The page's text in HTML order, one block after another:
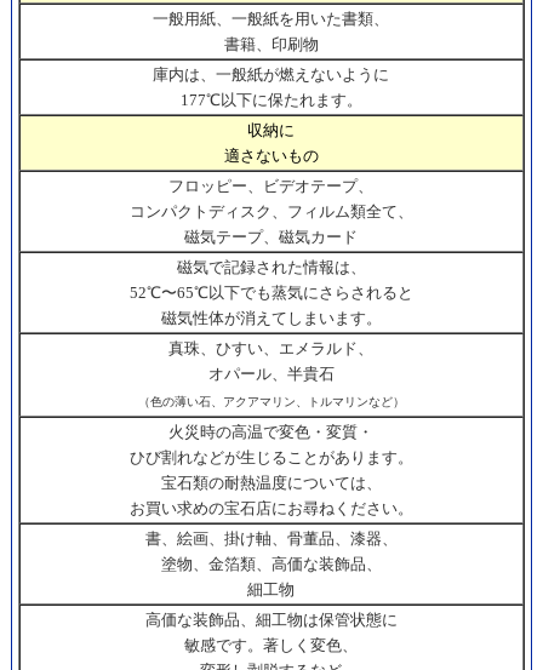
一般用紙、一般紙を用いた書類、
書籍、印刷物
庫内は、一般紙が燃えないように
177℃以下に保たれます。
収納に
適さないもの
フロッピー、ビデオテープ、
コンパクトディスク、フィルム類全て、
磁気テープ、磁気カード
磁気で記録された情報は、
52℃〜65℃以下でも蒸気にさらされると
磁気性体が消えてしまいます。
真珠、ひすい、エメラルド、
オパール、半貴石
（色の薄い石、アクアマリン、トルマリンなど）
火災時の高温で変色・変質・
ひび割れなどが生じることがあります。
宝石類の耐熱温度については、
お買い求めの宝石店にお尋ねください。
書、絵画、掛け軸、骨董品、漆器、
塗物、金箔類、高価な装飾品、
細工物
高価な装飾品、細工物は保管状態に
敏感です。著しく変色、